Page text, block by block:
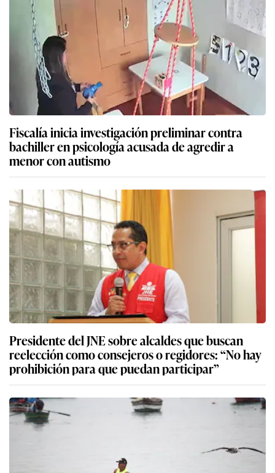
Fiscalía inicia investigación preliminar contra
bachiller en psicología acusada de agredir a
menor con autismo
Presidente del JNE sobre alcaldes que buscan
reelección como consejeros o regidores: “No hay
prohibición para que puedan participar”